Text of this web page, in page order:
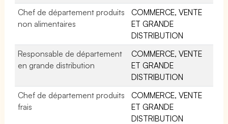
Chef de département produits
non alimentaires
COMMERCE, VENTE
ET GRANDE
DISTRIBUTION
Responsable de département
en grande distribution
COMMERCE, VENTE
ET GRANDE
DISTRIBUTION
Chef de département produits
frais
COMMERCE, VENTE
ET GRANDE
DISTRIBUTION